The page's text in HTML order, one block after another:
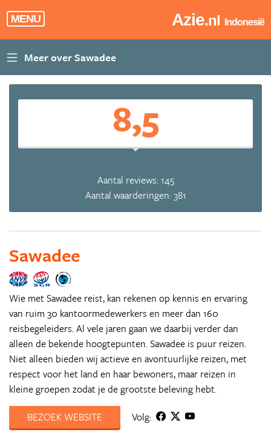
MENU Azie.nl Indonesië
8,5
Aantal reviews: 145
Aantal waarderingen: 381
Sawadee
Wie met Sawadee reist, kan rekenen op kennis en ervaring
van ruim 30 kantoormedewerkers en meer dan 160
reisbegeleiders. Al vele jaren gaan we daarbij verder dan
alleen de bekende hoogtepunten. Sawadee is puur reizen.
Niet alleen bieden wij actieve en avontuurlijke reizen, met
respect voor het land en haar bewoners, maar reizen in
kleine groepen zodat je de grootste beleving hebt.
BEZOEK WEBSITE
Volg: